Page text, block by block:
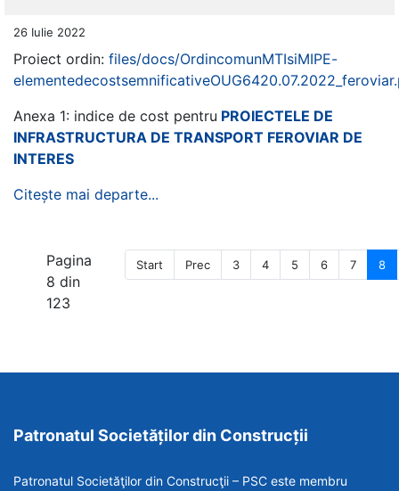
26 Iulie 2022
Proiect ordin: files/docs/OrdincomunMTIsiMIPE-
Anexa 1: indice de cost pentru PROIECTELE DE
INFRASTRUCTURA DE TRANSPORT FEROVIAR DE
INTERES
Citește mai departe...
Pagina
8 din
123
Start Prec 3 4 5 6 7 8
Patronatul Societăților din Construcții
Patronatul Societăţilor din Construcţii – PSC este membru